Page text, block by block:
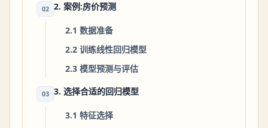
02 2. 案例:房价预测
2.1 数据准备
2.2 训练线性回归模型
2.3 模型预测与评估
03 3. 选择合适的回归模型
3.1 特征选择